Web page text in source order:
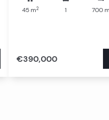
45m2 1 700 m
€390,000